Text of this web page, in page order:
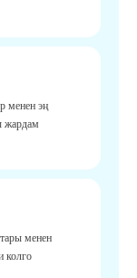
менен эң
жардам
менен
колго